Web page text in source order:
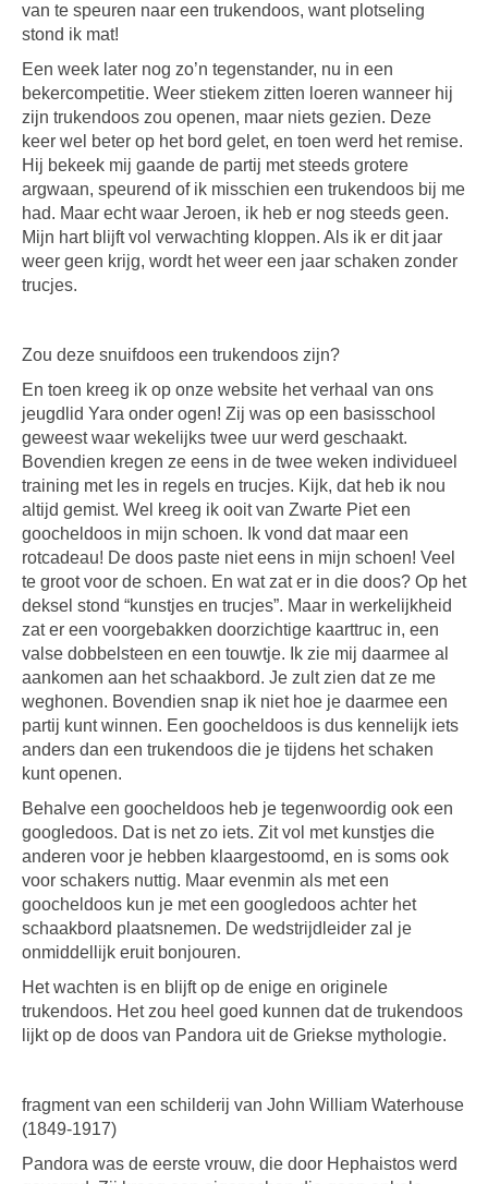
van te speuren naar een trukendoos, want plotseling
stond ik mat!
Een week later nog zo’n tegenstander, nu in een
bekercompetitie. Weer stiekem zitten loeren wanneer hij
zijn trukendoos zou openen, maar niets gezien. Deze
keer wel beter op het bord gelet, en toen werd het remise.
Hij bekeek mij gaande de partij met steeds grotere
argwaan, speurend of ik misschien een trukendoos bij me
had. Maar echt waar Jeroen, ik heb er nog steeds geen.
Mijn hart blijft vol verwachting kloppen. Als ik er dit jaar
weer geen krijg, wordt het weer een jaar schaken zonder
trucjes.
Zou deze snuifdoos een trukendoos zijn?
En toen kreeg ik op onze website het verhaal van ons
jeugdlid Yara onder ogen! Zij was op een basisschool
geweest waar wekelijks twee uur werd geschaakt.
Bovendien kregen ze eens in de twee weken individueel
training met les in regels en trucjes. Kijk, dat heb ik nou
altijd gemist. Wel kreeg ik ooit van Zwarte Piet een
goocheldoos in mijn schoen. Ik vond dat maar een
rotcadeau! De doos paste niet eens in mijn schoen! Veel
te groot voor de schoen. En wat zat er in die doos? Op het
deksel stond “kunstjes en trucjes”. Maar in werkelijkheid
zat er een voorgebakken doorzichtige kaarttruc in, een
valse dobbelsteen en een touwtje. Ik zie mij daarmee al
aankomen aan het schaakbord. Je zult zien dat ze me
weghonen. Bovendien snap ik niet hoe je daarmee een
partij kunt winnen. Een goocheldoos is dus kennelijk iets
anders dan een trukendoos die je tijdens het schaken
kunt openen.
Behalve een goocheldoos heb je tegenwoordig ook een
googledoos. Dat is net zo iets. Zit vol met kunstjes die
anderen voor je hebben klaargestoomd, en is soms ook
voor schakers nuttig. Maar evenmin als met een
goocheldoos kun je met een googledoos achter het
schaakbord plaatsnemen. De wedstrijdleider zal je
onmiddellijk eruit bonjouren.
Het wachten is en blijft op de enige en originele
trukendoos. Het zou heel goed kunnen dat de trukendoos
lijkt op de doos van Pandora uit de Griekse mythologie.
fragment van een schilderij van John William Waterhouse
(1849-1917)
Pandora was de eerste vrouw, die door Hephaistos werd